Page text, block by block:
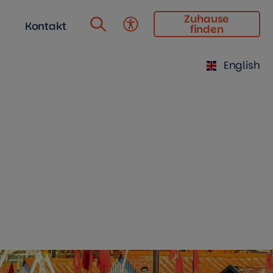
Kontakt Barrierefreiheit
Zuhause
finden
English